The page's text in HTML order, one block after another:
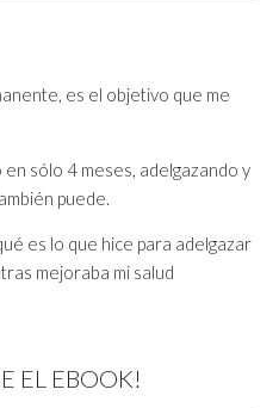
es el objetivo que me
sólo 4 meses, adelgazando y
puede.
es lo que hice para adelgazar
mejoraba mi salud
EL EBOOK!